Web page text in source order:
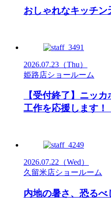
おしゃれなキッチン
2026.07.23 （Thu）
姫路店ショールーム
【受付終了】ニッ
工作を応援します！
2026.07.22 （Wed）
久留米店ショールーム
内地の暑さ、恐るべ